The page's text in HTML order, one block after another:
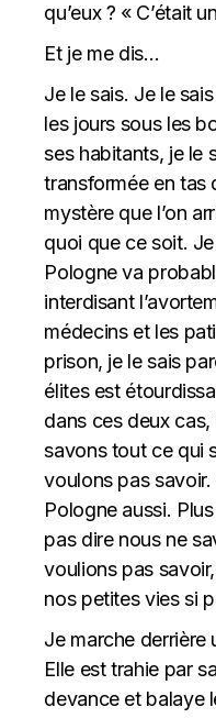
qu’eux ? « C’était
Et je me dis…
Je le sais. Je le
les jours sous les
ses habitants, je le
transformée en tas
mystère que l’on
quoi que ce soit.
Pologne va
interdisant
médecins et les
prison, je le sais
élites est
dans ces deux
savons tout ce qui
voulons pas savoir.
Pologne aussi.
pas dire nous ne
voulions pas
nos petites vies si
Je marche derrière
Elle est trahie par
devance et balaye